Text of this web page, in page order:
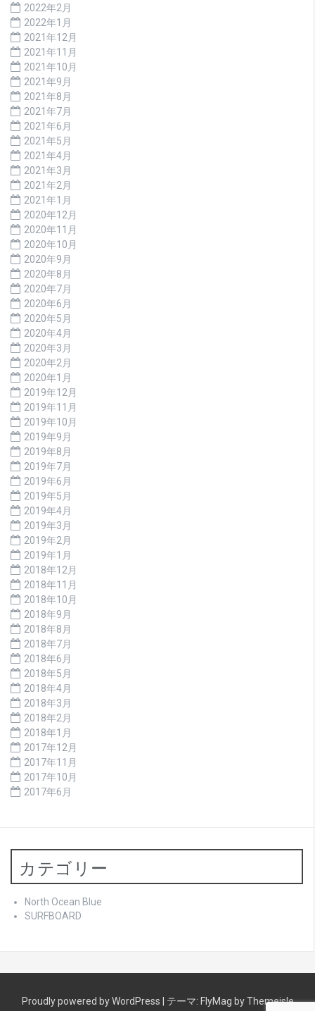
2022年2月
2022年1月
2021年12月
2021年11月
2021年10月
2021年9月
2021年8月
2021年7月
2021年6月
2021年5月
2021年4月
2021年3月
2021年2月
2021年1月
2020年12月
2020年11月
2020年10月
2020年9月
2020年8月
2020年7月
2020年6月
2020年5月
2020年4月
2020年3月
2020年2月
2020年1月
2019年12月
2019年11月
2019年10月
2019年9月
2019年8月
2019年7月
2019年6月
2019年5月
2019年4月
2019年3月
2019年2月
2019年1月
2018年12月
2018年11月
2018年10月
2018年9月
2018年8月
2018年7月
2018年6月
2018年5月
2018年4月
2018年3月
2018年2月
2018年1月
2017年12月
2017年11月
2017年10月
2017年6月
カテゴリー
North Ocean Blue
SURFBOARD
Proudly powered by WordPress テーマ: FlyMag by Themeisle